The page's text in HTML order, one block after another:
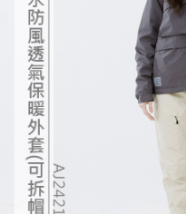
３．未成年的使用者請事先徵得
「AFTEE先享後付」，若未經同
任。
４．使用「AFTEE先享後付」時
時審查核予不同之上限額度；若
請求用戶進行身份認證。
５．嚴禁一人註冊多個帳號或使
恩沛科技股份有限公司將有權停